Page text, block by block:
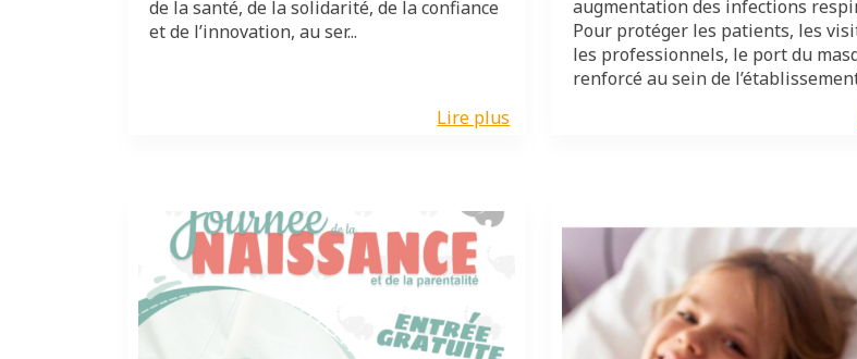
de la santé, de la solidarité, de la confiance
et de l’innovation, au ser...
Lire plus
augmentation des infections
Pour protéger les patients, les
les professionnels, le port du
renforcé au sein de